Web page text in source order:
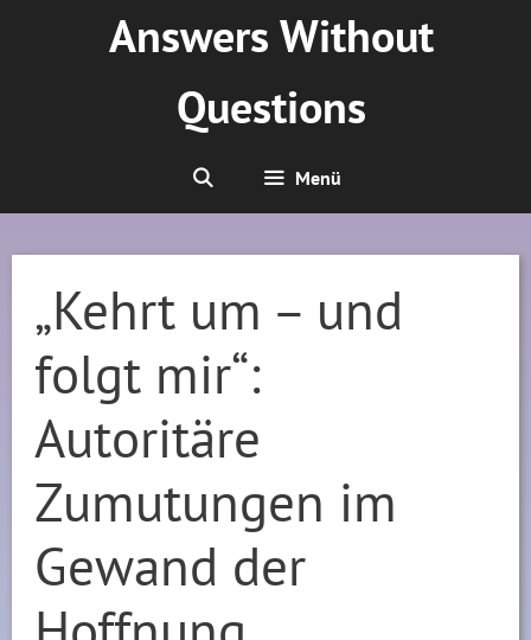
Answers Without
Questions
Menü
„Kehrt um – und
folgt mir“:
Autoritäre
Zumutungen im
Gewand der